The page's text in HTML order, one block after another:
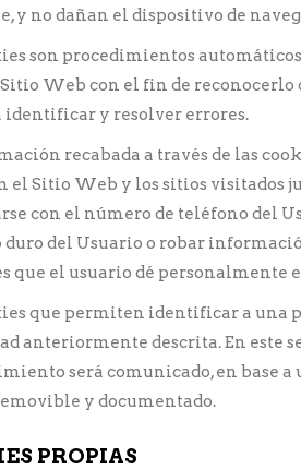
y no dañan el dispositivo de
son procedimientos
Web con el fin de reconocerlo
identificar y resolver errores.
recabada a través de las
el Sitio Web y los sitios visitados
con el número de teléfono del
duro del Usuario o robar
que el usuario dé personalmente
que permiten identificar a una
anteriormente descrita. En este
será comunicado, en base
y documentado.
PROPIAS